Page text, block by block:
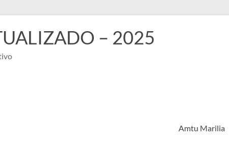
– 2025
Amtu Marilia